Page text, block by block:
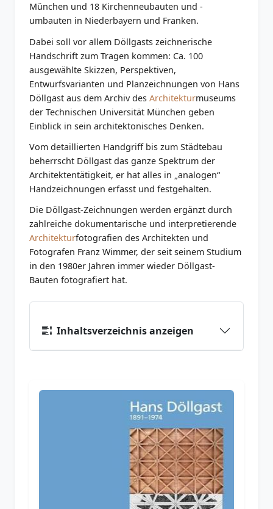
München und 18 Kirchenneubauten und -
umbauten in Niederbayern und Franken.
Dabei soll vor allem Döllgasts zeichnerische
Handschrift zum Tragen kommen: Ca. 100
ausgewählte Skizzen, Perspektiven,
Entwurfsvarianten und Planzeichnungen von Hans
Döllgast aus dem Archiv des Architekturmuseums
der Technischen Universität München geben
Einblick in sein architektonisches Denken.
Vom detaillierten Handgriff bis zum Städtebau
beherrscht Döllgast das ganze Spektrum der
Architektentätigkeit, er hat alles in „analogen“
Handzeichnungen erfasst und festgehalten.
Die Döllgast-Zeichnungen werden ergänzt durch
zahlreiche dokumentarische und interpretierende
Architekturfotografien des Architekten und
Fotografen Franz Wimmer, der seit seinem Studium
in den 1980er Jahren immer wieder Döllgast-
Bauten fotografiert hat.
Inhaltsverzeichnis anzeigen